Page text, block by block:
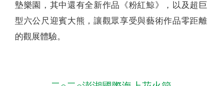
墊樂園，其中還有全新作品《粉紅鯨》，以及超巨
型六公尺迎賓大熊，讓觀眾享受與藝術作品零距離
的觀展體驗。